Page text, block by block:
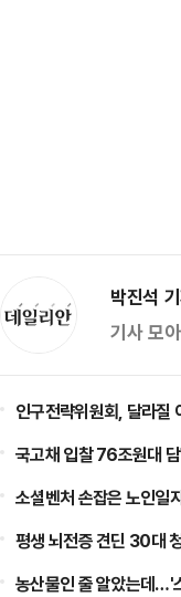
박진석
기사 모
인구전략위원회, 달라질
국고채 입찰 76조원대
소셜벤처 손잡은 노인
평생 뇌전증 견딘 30대
농산물인 줄 알았는데…'